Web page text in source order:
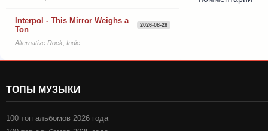
Interpol - This Mirror Weighs a
Ton
2026-08-28
Alternative Rock, Indie
ТОПЫ МУЗЫКИ
100 топ альбомов 2026 года